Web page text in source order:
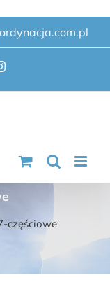
częściowe